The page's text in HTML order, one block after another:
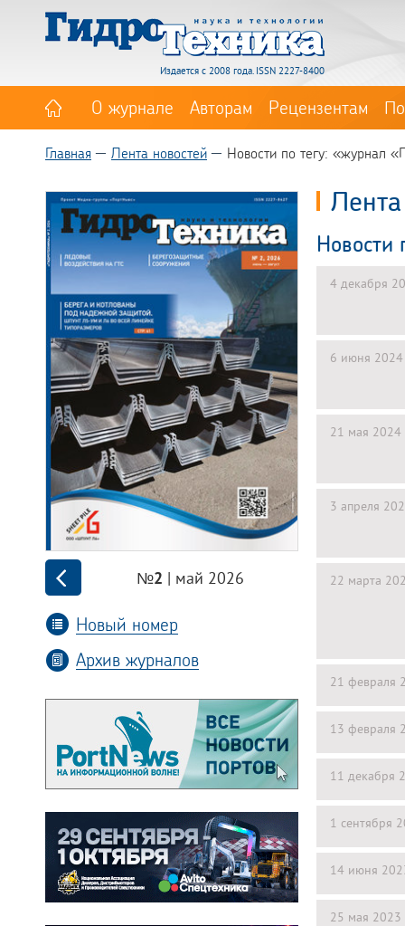
Издается с 2008 года. ISSN 2227-8400
О журнале Авторам Рецензентам
Главная Лента новостей Новости по тегу: «журнал
№2 | май 2026
Новый номер
Архив журналов
Новости
4 декабря
6 июня 2024
21 мая 2024
3 апреля
22 марта
21 февраля
13 февраля
11 декабря
1 сентября
14 июня
25 мая 2023